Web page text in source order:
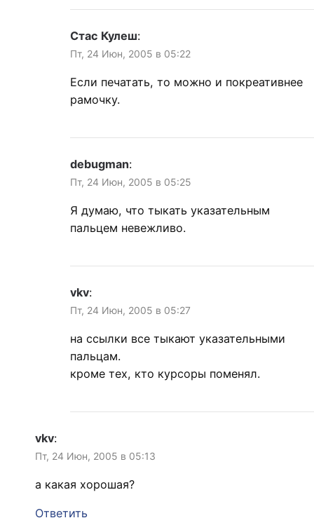
Стас Кулеш:
Пт, 24 Июн, 2005 в 05:22
Если печатать, то можно и покреативнее
рамочку.
debugman:
Пт, 24 Июн, 2005 в 05:25
Я думаю, что тыкать указательным
пальцем невежливо.
vkv:
Пт, 24 Июн, 2005 в 05:27
на ссылки все тыкают указательными
пальцам.
кроме тех, кто курсоры поменял.
vkv:
Пт, 24 Июн, 2005 в 05:13
а какая хорошая?
Ответить